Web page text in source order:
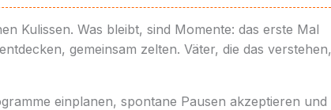
Kulissen. Was bleibt, sind Momente: das erste Mal
gemeinsam zelten. Väter, die das verstehen,
einplanen, spontane Pausen akzeptieren und